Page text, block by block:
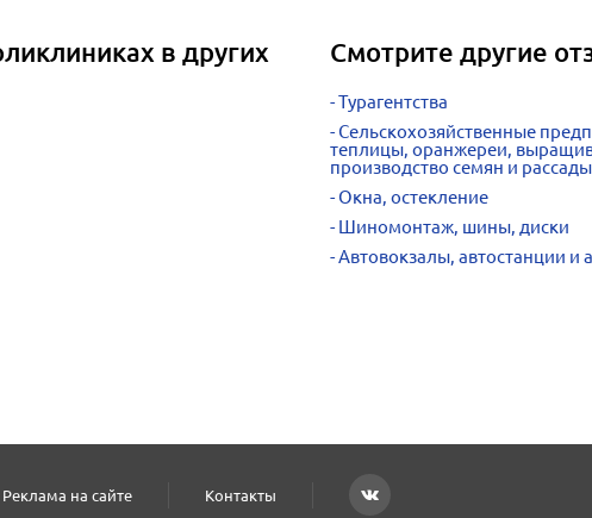
в других
Смотрите другие
Турагентства
Сельскохозяйственные
теплицы, оранжереи,
производство семян и рассады
Окна, остекление
Шиномонтаж, шины, диски
Автовокзалы, автостанции и
Реклама на сайте Контакты